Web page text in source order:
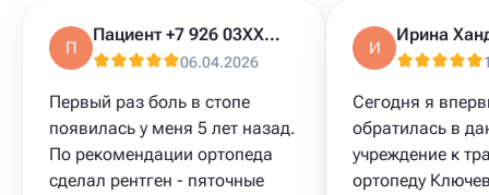
П
Пациент +7 926 03XXXXX
06.04.2026
Первый раз боль в стопе
появилась у меня 5 лет назад.
По рекомендации ортопеда
сделал рентген - пяточные
И
Ирина
Сегодня я
обратилась в
учреждение к
ортопеду